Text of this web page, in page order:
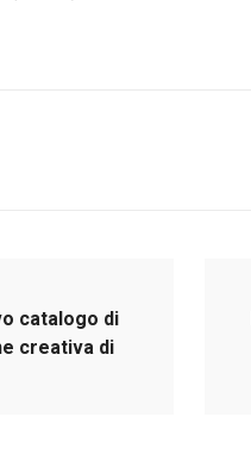
catalogo di
creativa di